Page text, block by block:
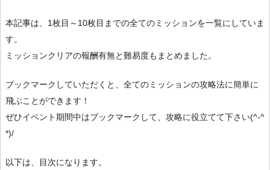
本記事は、1枚目～10枚目までの全てのミッションを一覧にしていま
す。
ミッションクリアの報酬有無と難易度もまとめました。
ブックマークしていただくと、全てのミッションの攻略法に簡単に
飛ぶことができます！
ぜひイベント期間中はブックマークして、攻略に役立てて下さい(^-^
*)/
以下は、目次になります。